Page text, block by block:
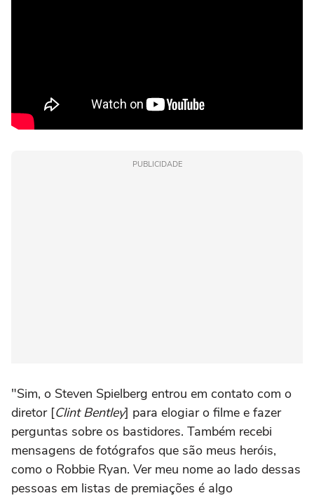
PUBLICIDADE
"Sim, o Steven Spielberg entrou em contato com o
diretor [Clint Bentley] para elogiar o filme e fazer
perguntas sobre os bastidores. Também recebi
mensagens de fotógrafos que são meus heróis,
como o Robbie Ryan. Ver meu nome ao lado dessas
pessoas em listas de premiações é algo